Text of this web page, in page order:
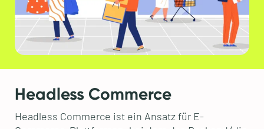
Headless Commerce
Headless Commerce ist ein Ansatz für E-